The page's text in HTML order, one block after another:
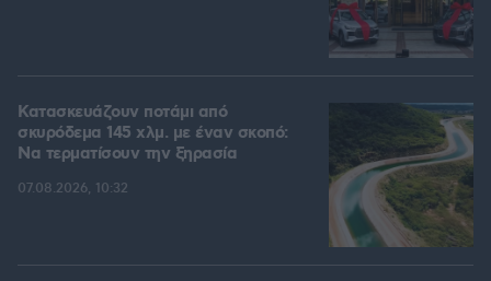
Κατασκευάζουν ποτάμι από
σκυρόδεμα 145 χλμ. με έναν σκοπό:
Να τερματίσουν την ξηρασία
07.08.2026, 10:32